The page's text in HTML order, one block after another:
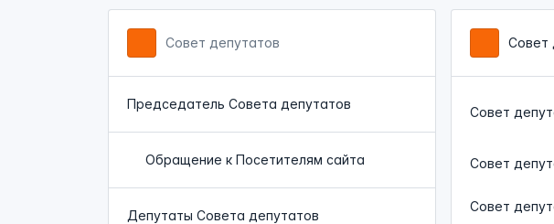
Совет депутатов
Председатель Совета депутатов
Обращение к Посетителям сайта
Депутаты Совета депутатов
Совет
Совет
Совет
Совет